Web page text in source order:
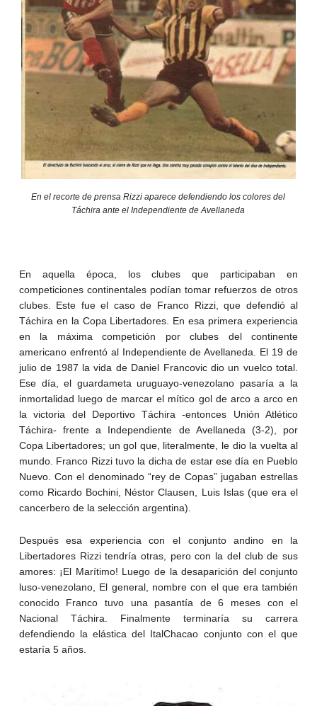
En el recorte de prensa Rizzi aparece defendiendo los colores del
Táchira ante el Independiente de Avellaneda
En aquella época, los clubes que participaban en
competiciones continentales podían tomar refuerzos de otros
clubes. Este fue el caso de Franco Rizzi, que defendió al
Táchira en la Copa Libertadores. En esa primera experiencia
en la máxima competición por clubes del continente
americano enfrentó al Independiente de Avellaneda. El 19 de
julio de 1987 la vida de Daniel Francovic dio un vuelco total.
Ese día, el guardameta uruguayo-venezolano pasaría a la
inmortalidad luego de marcar el mítico gol de arco a arco en
la victoria del Deportivo Táchira -entonces Unión Atlético
Táchira- frente a Independiente de Avellaneda (3-2), por
Copa Libertadores; un gol que, literalmente, le dio la vuelta al
mundo. Franco Rizzi tuvo la dicha de estar ese día en Pueblo
Nuevo. Con el denominado “rey de Copas” jugaban estrellas
como Ricardo Bochini, Néstor Clausen, Luis Islas (que era el
cancerbero de la selección argentina).
Después esa experiencia con el conjunto andino en la
Libertadores Rizzi tendría otras, pero con la del club de sus
amores: ¡El Marítimo! Luego de la desaparición del conjunto
luso-venezolano, El general, nombre con el que era también
conocido Franco tuvo una pasantía de 6 meses con el
Nacional Táchira. Finalmente terminaría su carrera
defendiendo la elástica del ItalChacao conjunto con el que
estaría 5 años.